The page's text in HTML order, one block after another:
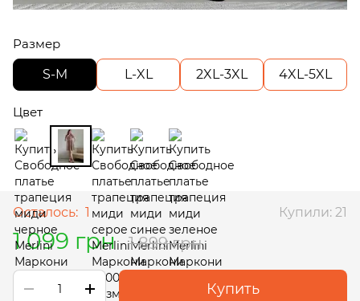
Размер
S-M
L-XL 2XL-3XL 4XL-5XL
Цвет
Осталось: 1 Купили: 21
1 099 грн 1 899 грн
Купить